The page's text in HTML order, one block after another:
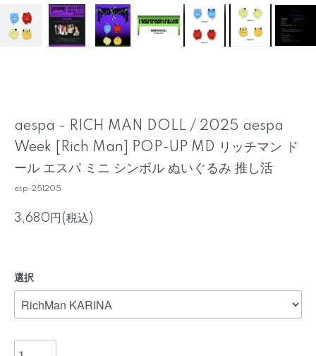
aespa - RICH MAN DOLL / 2025 aespa
Week [Rich Man] POP-UP MD リッチマン ド
ール エスパ ミニ シンボル ぬいぐるみ 推し活
esp-251205
3,680円(税込)
選択